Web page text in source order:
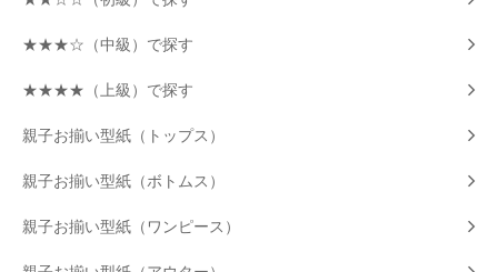
★★★☆（中級）で探す
★★★★（上級）で探す
親子お揃い型紙（トップス）
親子お揃い型紙（ボトムス）
親子お揃い型紙（ワンピース）